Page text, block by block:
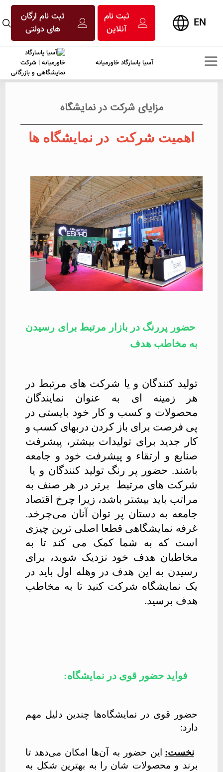
EN
ثبت نام
آنلاین
ثبت نام ارگان
های دولتی
آسیا پاسارگاد خاورمیانه
مزایای شرکت در نمایشگاه
اهمیت شرکت در نمایشگاه ها
حضور پررنگ در بازار مرتبط برای رسیدن
به مخاطب هدف
تولید کنندگان و یا شرکت های مرتبط در
هر زمینه ای به عنوان نمایندگان
محصولات و کسب و کار خود بایستی در
پی فرصت برای باز کردن دربهای کسب و
کار جدید برای تولیدات بیشتر، پیشرفت
صنایع و ارتقاء و پیشرفت خود و جامعه
باشند. حضور پر رنگ تولید کنندگان و یا
شرکت های مرتبط برتر در هر صنف به
مراتب باید بیشتر باشد، زیرا چرخ اقتصاد
جامعه به دستان پر توان آنان می‌چرخد.
غرفه نمایشگاهی قطعا اصلی ترین چیزی
است که به شما کمک می کند تا به
مخاطبان هدف خود نزدیک شوید، برای
رسیدن به این هدف در وهله اول باید در
یک نمایشگاه شرکت کنید تا به مخاطب
هدف برسید.
فواید حضور قوی در نمایشگاه:
حضور قوی در نمایشگاه‌ها چندین دلیل مهم
دارد:
نخست: این حضور به آن‌ها امکان می‌دهد تا
برند و محصولات شان را به بهترین شکل به